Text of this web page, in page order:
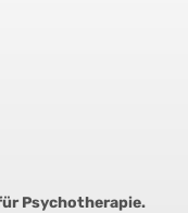
Psychotherapie.